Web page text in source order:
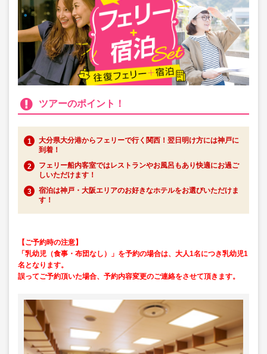
ツアーのポイント！
大分県大分港からフェリーで行く関西！翌日明け方には神戸に
到着！
フェリー船内客室ではレストランやお風呂もあり快適にお過ご
しいただけます！
宿泊は神戸・大阪エリアのお好きなホテルをお選びいただけま
す！
【ご予約時の注意】
「乳幼児（食事・布団なし）」を予約の場合は、大人1名につき乳幼児1
名となります。
誤ってご予約頂いた場合、予約内容変更のご連絡をさせて頂きます。